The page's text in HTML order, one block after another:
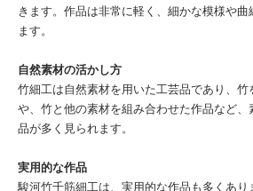
きます。作品は非常に軽く、細かな模様や
ます。
自然素材の活かし方
竹細工は自然素材を用いた工芸品であり、竹
や、竹と他の素材を組み合わせた作品など
品が多く見られます。
実用的な作品
駿河竹千筋細工は、実用的な作品も多くあ